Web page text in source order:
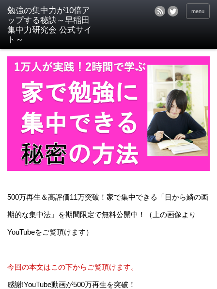
menu
500万再生＆高評価11万突破！家で集中できる「目から鱗の画
期的な集中法」を期間限定で無料公開中！（上の画像より
YouTubeをご覧頂けます）
今回の本文はこの下からご覧頂けます。
感謝!YouTube動画が500万再生を突破！